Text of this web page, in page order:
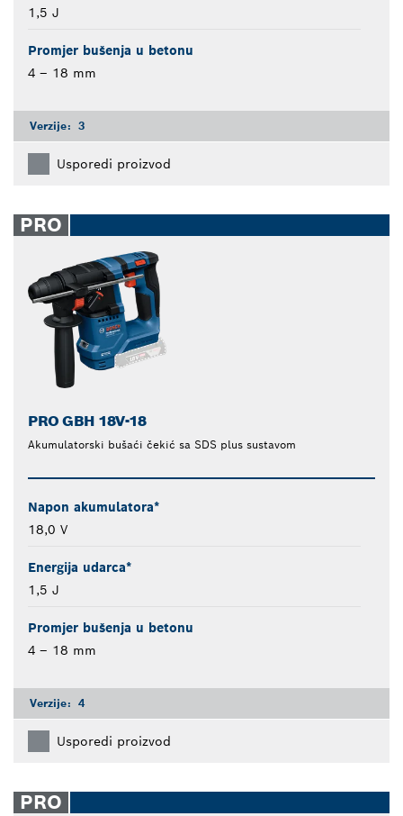
1,5 J
Promjer bušenja u betonu
4 – 18 mm
Verzije: 3
Usporedi proizvod
PRO
PRO GBH 18V-18
Akumulatorski bušaći čekić sa SDS plus sustavom
Napon akumulatora*
18,0 V
Energija udarca*
1,5 J
Promjer bušenja u betonu
4 – 18 mm
Verzije: 4
Usporedi proizvod
PRO